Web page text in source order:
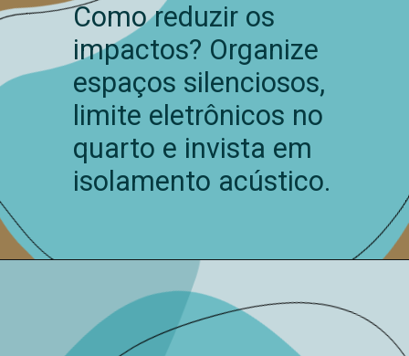
Como reduzir os
impactos? Organize
espaços silenciosos,
limite eletrônicos no
quarto e invista em
isolamento acústico.